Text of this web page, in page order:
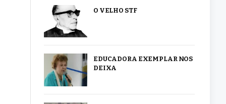
O VELHO STF
EDUCADORA EXEMPLAR NOS
DEIXA